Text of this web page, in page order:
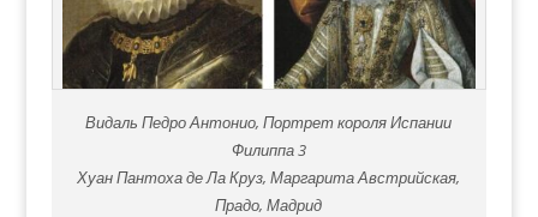
Видаль Педро Антонио, Портрет короля Испании
Филиппа 3
Хуан Пантоха де Ла Круз, Маргарита Австрийская,
Прадо, Мадрид